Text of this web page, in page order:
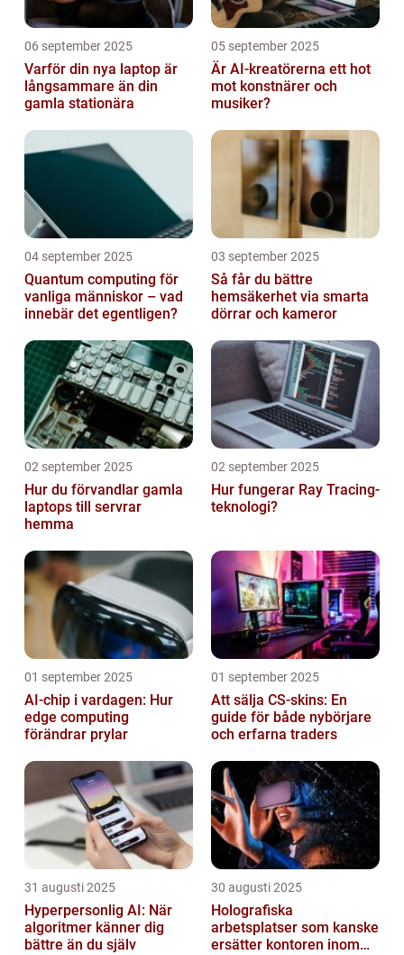
06 september 2025
Varför din nya laptop är
långsammare än din
gamla stationära
05 september 2025
Är AI-kreatörerna ett hot
mot konstnärer och
musiker?
04 september 2025
Quantum computing för
vanliga människor – vad
innebär det egentligen?
03 september 2025
Så får du bättre
hemsäkerhet via smarta
dörrar och kameror
02 september 2025
Hur du förvandlar gamla
laptops till servrar
hemma
02 september 2025
Hur fungerar Ray Tracing-
teknologi?
01 september 2025
AI-chip i vardagen: Hur
edge computing
förändrar prylar
01 september 2025
Att sälja CS-skins: En
guide för både nybörjare
och erfarna traders
31 augusti 2025
Hyperpersonlig AI: När
algoritmer känner dig
bättre än du själv
30 augusti 2025
Holografiska
arbetsplatser som kanske
ersätter kontoren inom